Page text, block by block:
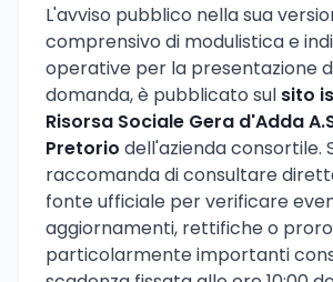
L'avviso pubblico nella sua
comprensivo di modulistica e
operative per la presentazione
domanda, è pubblicato sul sito
Risorsa Sociale Gera d'Adda
Pretorio dell'azienda consortile.
raccomanda di consultare
fonte ufficiale per verificare
aggiornamenti, rettifiche o
particolarmente importanti